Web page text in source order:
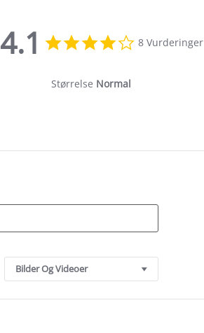
4.1
star
8 Vurderinger
Størrelse Normal
Bilder Og Videoer